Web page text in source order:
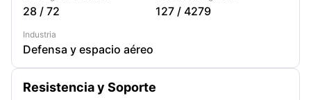
28 / 72 127 / 4279
Industria
Defensa y espacio aéreo
Resistencia y Soporte